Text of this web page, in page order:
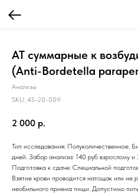
AT суммарные к
(Аnti-Bordetella
Анализы
SKU: 45-20-009
2 000 р.
Тип исследования: Полуколичественное.
дней. Забор анализа: 140 руб взрослому
Подготовка к сдаче: Специальной
Взятие крови проводится натощак или не
необильного приема пищи. Допустимо